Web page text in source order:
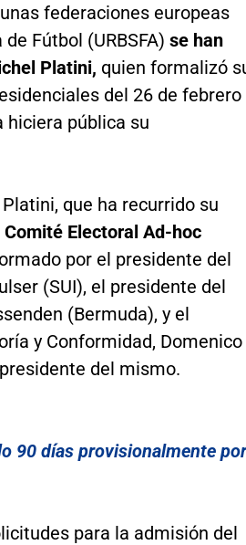
federaciones europeas
Fútbol (URBSFA) se han
Platini, quien formalizó
del 26 de febrero
hiciera pública su
que ha recurrido su
Comité Electoral Ad-hoc
por el presidente del
(SUI), el presidente del
(Bermuda), y el
y Conformidad, Domenico
del mismo.
90 días provisionalmente por
para la admisión del